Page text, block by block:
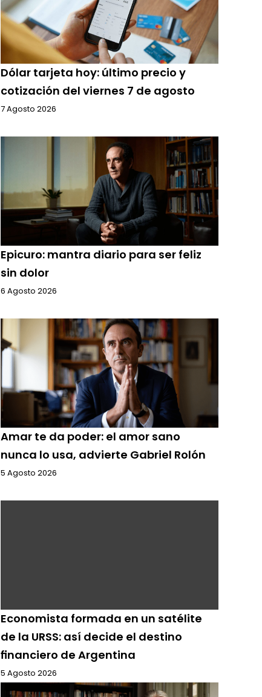
Dólar tarjeta hoy: último precio y
cotización del viernes 7 de agosto
7 Agosto 2026
Epicuro: mantra diario para ser feliz
sin dolor
6 Agosto 2026
Amar te da poder: el amor sano
nunca lo usa, advierte Gabriel Rolón
5 Agosto 2026
Economista formada en un satélite
de la URSS: así decide el destino
financiero de Argentina
5 Agosto 2026